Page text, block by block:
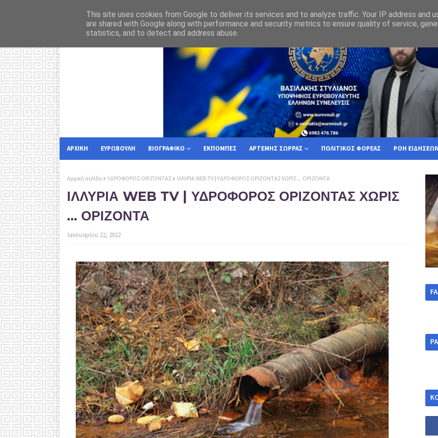
ΕΥΡΩΠΑΙΚΗ ΕΝΩΣΗ Γιατί ο Ελληνας Πολίτης πρέπει να επιλέξει την Ελλήνων Συνέλευσις
ΑΡΧΙΚΗ ΕΥΡΩΒΟΥΛΗ ΒΙΟΓΡΑΦΙΚΟ ΕΚΠΟΜΠΕΣ ΑΡΤΕΜΗΣ ΣΩΡΡΑΣ ΠΟΛΙΤΙΚΟΣ ΦΟΡΕΑΣ ΡΟΗ ΕΙΔΗΣΕΩΝ
Αρχική σελίδα ΥΔΡΟΦΟΡΟΣ ΟΡΙΖΟΝΤΑΣ ΙΛΛΥΡΙΑ WEB TV | ΥΔΡΟΦΟΡΟΣ ΟΡΙΖΟΝΤΑΣ ΧΩΡΙΣ ... ΟΡΙΖΟΝΤΑ
ΙΛΛΥΡΙΑ WEB TV | ΥΔΡΟΦΟΡΟΣ ΟΡΙΖΟΝΤΑΣ ΧΩΡΙΣ
... ΟΡΙΖΟΝΤΑ
Ιανουαρίου 22, 2022
This site uses cookies from Google to deliver its services and to analyze traffic. Your IP address and
are shared with Google along with performance and security metrics to ensure quality of service,
statistics, and to detect and address abuse.